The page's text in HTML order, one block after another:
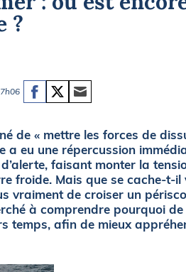
?
de « mettre les forces de
a eu une répercussion
faisant monter la
froide. Mais que se cache-t-il
vraiment de croiser un
à comprendre pourquoi
temps, afin de mieux